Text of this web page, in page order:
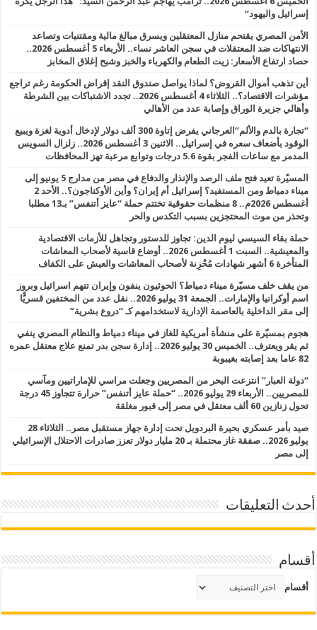
إسرائيل واليهود”
الأمن المصري يقتحم منازل المعتقلين ويسرق مبالغ مالية ومقتنيات وتصاعد
الانتهاكات ضد المعتقلات في سجن العاشر نساء.. الأربعاء 5 أغسطس 2026..
حصاد ارتفاع الأسعار: زيت الطعام والكهرباء والخبز وشبح إغلاق المخابز
أين تذهب أموال القروض؟ لماذا يواصل صندوق النقد إقراض الحكومة رغم تراجع
مؤشرات الاقتصاد؟.. الثلاثاء 4 أغسطس 2026.. تجدد الاشتباكات بين الشرطة
وأهالي جزيرة الوراق وإصابة عدد من الأهالي
“تجارة بالدم والألم”العرجاني يفرض إتاوة 300 ألف دولار لإدخال أدوية لغزة ويبيع
الوقود بأضعاف سعره في إسرائيل.. الاثنين 3 أغسطس 2026.. زلزال السويس
المدمر مع ساعات الفجر بقوة 5.6 درجات وتوابع مرعبة تهز المحافظات
المسيّرة تعيد فتح ملف الرصد والإنذار والدفاع في مصر من مدارج 5 يونيو إلى
ميناء دمياط ومن المستفيد؟ إسرائيل أم إيران؟ وأين الأوكتاجون؟.. الأحد 2
أغسطس 2026م.. 8 منظمات حقوقية تختتم حملة “عايز أتنفس” بـ13 مطلبا
وتحذر من موت المحتجزين بسبب التكدس والحر
حملة بقاء السيسي ليوم الدين: تجاوز للدستور وتجاهل للأزمات الاقتصادية
والمعيشية.. السبت 1 أغسطس 2026.. أوضاع قاسية لأصحاب المعاشات
المتأخرة 6 أشهر شهادات مُحْزِنة لأصحاب المعاشات والعيش على الكفاف
من يقف خلف مسيّرة ميناء دمياط؟ الحوثيون ينفون وإيران تتهم اسرائيل وبروز
اسم أوكرانيا والإمارات.. الجمعة 31 يوليو 2026.. نقل عدد من المختفين قسريًّا
إلى مقر الداخلية بالعاصمة الإدارية لاستخدامهم كـ “دروع بشرية”
هجوم بمسيّرة على منشأة أمريكية للغاز في ميناء دمياط والنظام المصري ينفي
ثم يقر ويعترف.. الخميس 30 يوليو 2026.. إدارة سجن بدر تمنع علاج معتقل عمره
82 عاما بعد إصابته بغيبوبة
“دولة العبار” انتزعت البحر من المصريين وجعلت مراسي للإماراتيين ومآسي
للمصريين.. الأربعاء 29 يوليو 2026.. “حملة عايز أتنفس” حرارة تتجاوز 45 درجة
تحول زنازين 60 ألف معتقل في مصر إلى قبور مغلقة
صيد بأمر عسكري بحيرة البردويل تحت إدارة جهاز مستقبل مصر.. الثلاثاء 28
يوليو 2026.. صفقة غاز محتملة بـ 20 مليار دولار تعزز صادرات الاحتلال الإسرائيلي
إلى مصر
أحدث التعليقات
أقسام
أقسام